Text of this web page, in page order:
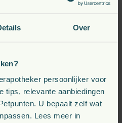
Over
persoonlijker voor
tips, relevante aanbiedingen
U bepaalt zelf wat
Lees meer in
08-12